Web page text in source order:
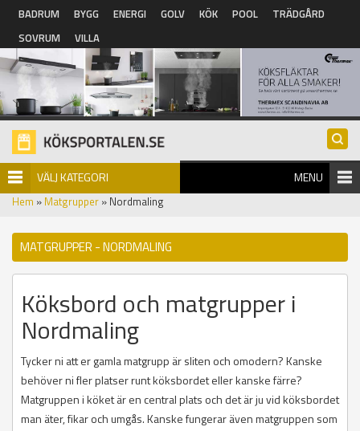
Hoppa till huvudinnehåll
BADRUM BYGG ENERGI GOLV KÖK POOL
TRÄDGÅRD
SOVRUM
VILLA
VÄLJ KATEGORI MENU
Hem » Matgrupper » Nordmaling
MATGRUPPER - NORDMALING
Köksbord och matgrupper i
Nordmaling
Tycker ni att er gamla matgrupp är sliten och omodern? Kanske
behöver ni fler platser runt köksbordet eller kanske färre?
Matgruppen i köket är en central plats och det är ju vid köksbordet
man äter, fikar och umgås. Kanske fungerar även matgruppen som